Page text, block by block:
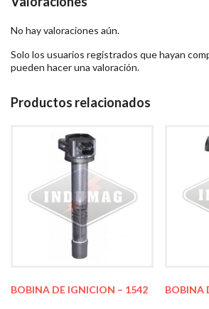
No hay valoraciones aún.
Solo los usuarios registrados que hayan
pueden hacer una valoración.
Productos relacionados
BOBINA DE IGNICION – 1542 BOBINA